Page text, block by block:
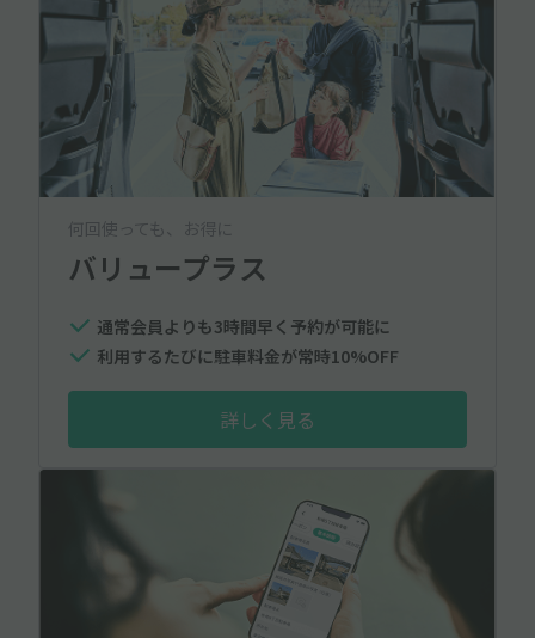
何回使っても、お得に
バリュープラス
通常会員よりも3時間早く予約が可能に
利用するたびに駐車料金が常時10%OFF
詳しく見る